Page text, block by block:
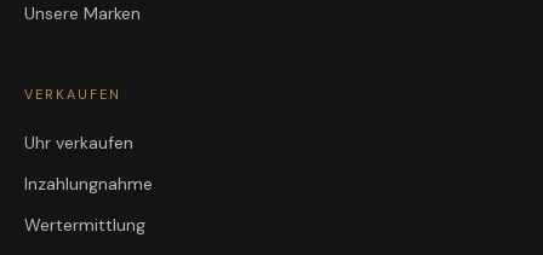
Unsere Marken
VERKAUFEN
Uhr verkaufen
Inzahlungnahme
Wertermittlung